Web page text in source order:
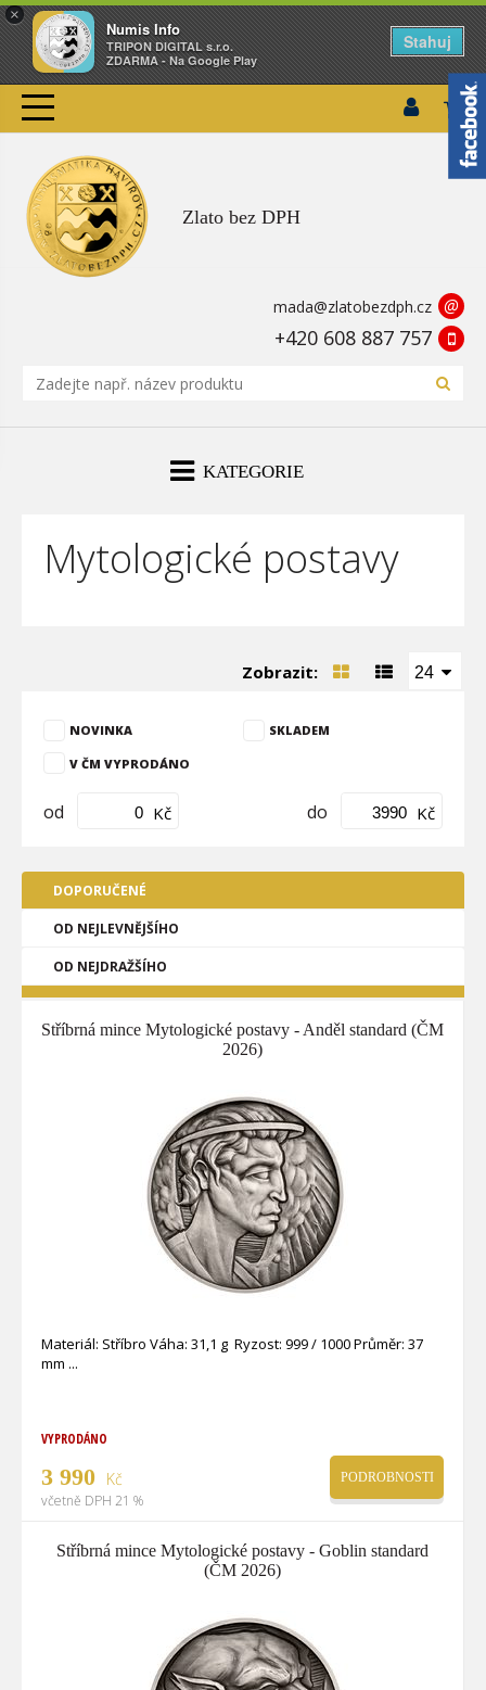
×
Numis Info
TRIPON DIGITAL s.r.o.
ZDARMA - Na Google Play
Stahuj
Zlato bez DPH
mada@zlatobezdph.cz @
+420 608 887 757
KATEGORIE
Mytologické postavy
Zobrazit: 24
NOVINKA SKLADEM
V ČM VYPRODÁNO
od Kč do Kč
DOPORUČENÉ
OD NEJLEVNĚJŠÍHO
OD NEJDRAŽŠÍHO
Stříbrná mince Mytologické postavy - Anděl standard (ČM
2026)
Materiál: Stříbro Váha: 31,1 g Ryzost: 999 / 1000 Průměr: 37
mm
VYPRODÁNO
3 990 Kč
včetně DPH 21 %
PODROBNOSTI
Stříbrná mince Mytologické postavy - Goblin standard
(ČM 2026)